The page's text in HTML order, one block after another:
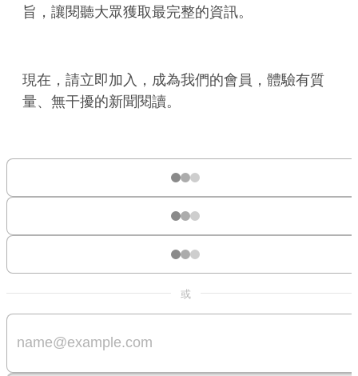
旨，讓閱聽大眾獲取最完整的資訊。
現在，請立即加入，成為我們的會員，體驗有質
量、無干擾的新聞閱讀。
或